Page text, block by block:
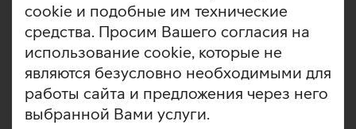
cookie и подобные им технические
средства. Просим Вашего согласия на
использование cookie, которые не
являются безусловно необходимыми для
работы сайта и предложения через него
выбранной Вами услуги.